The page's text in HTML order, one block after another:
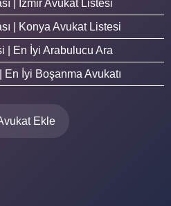
| İzmir Avukat Listesi
| Konya Avukat Listesi
| En İyi Arabulucu Ara
En İyi Boşanma Avukatı
Ekle